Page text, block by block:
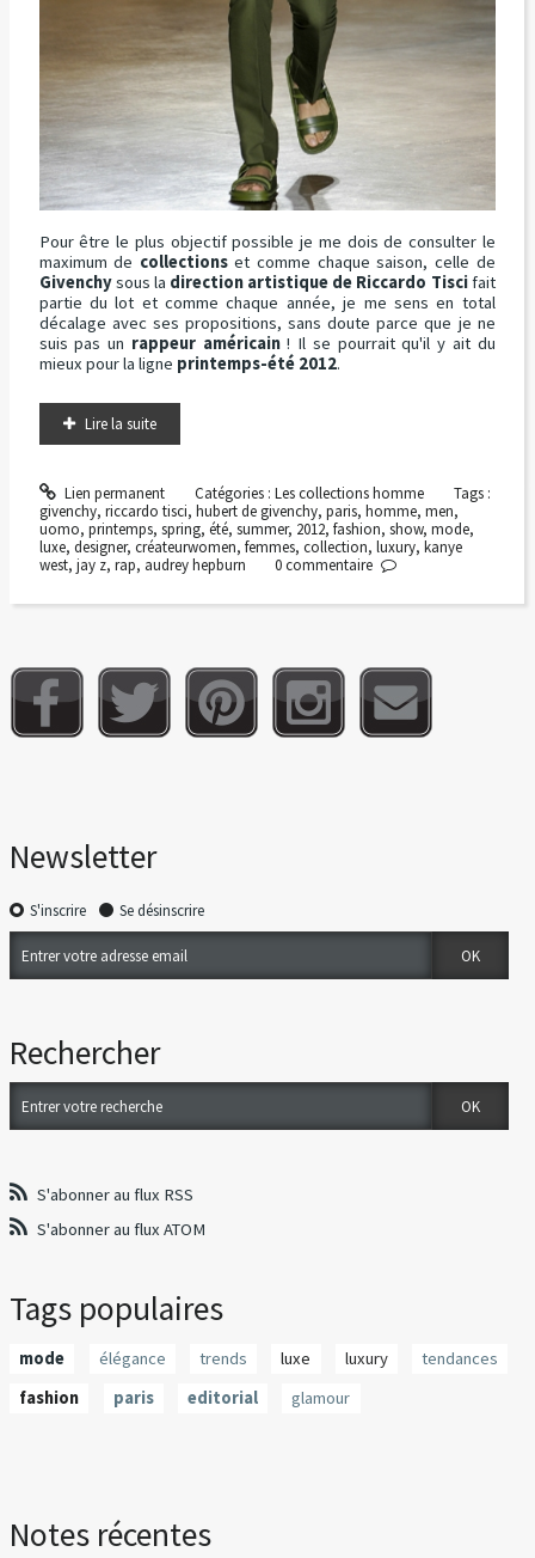
Pour être le plus objectif possible je me dois de consulter le
maximum de collectionset comme chaque saison, celle de
Givenchysous la direction artistique de Riccardo Tiscifait
partie du lot et comme chaque année, je me sens en total
décalage avec ses propositions, sans doute parce que je ne
suis pas un rappeur américain! Il se pourrait qu'il y ait du
mieux pour la ligne printemps-été 2012.
Lire la suite
Lien permanent Catégories : Les collections homme
Tags :
givenchy, riccardo tisci, hubert de givenchy, paris, homme, men,
uomo, printemps, spring, été, summer, 2012, fashion, show, mode,
luxe, designer, créateurwomen, femmes, collection, luxury, kanye
west, jay z, rap, audrey hepburn 0commentaire
Newsletter
S'inscrire Se désinscrire
Rechercher
S'abonner au flux RSS
S'abonner au flux ATOM
Tags populaires
mode élégance trends luxe luxury
tendances
fashion
paris editorial glamour
Notes récentes